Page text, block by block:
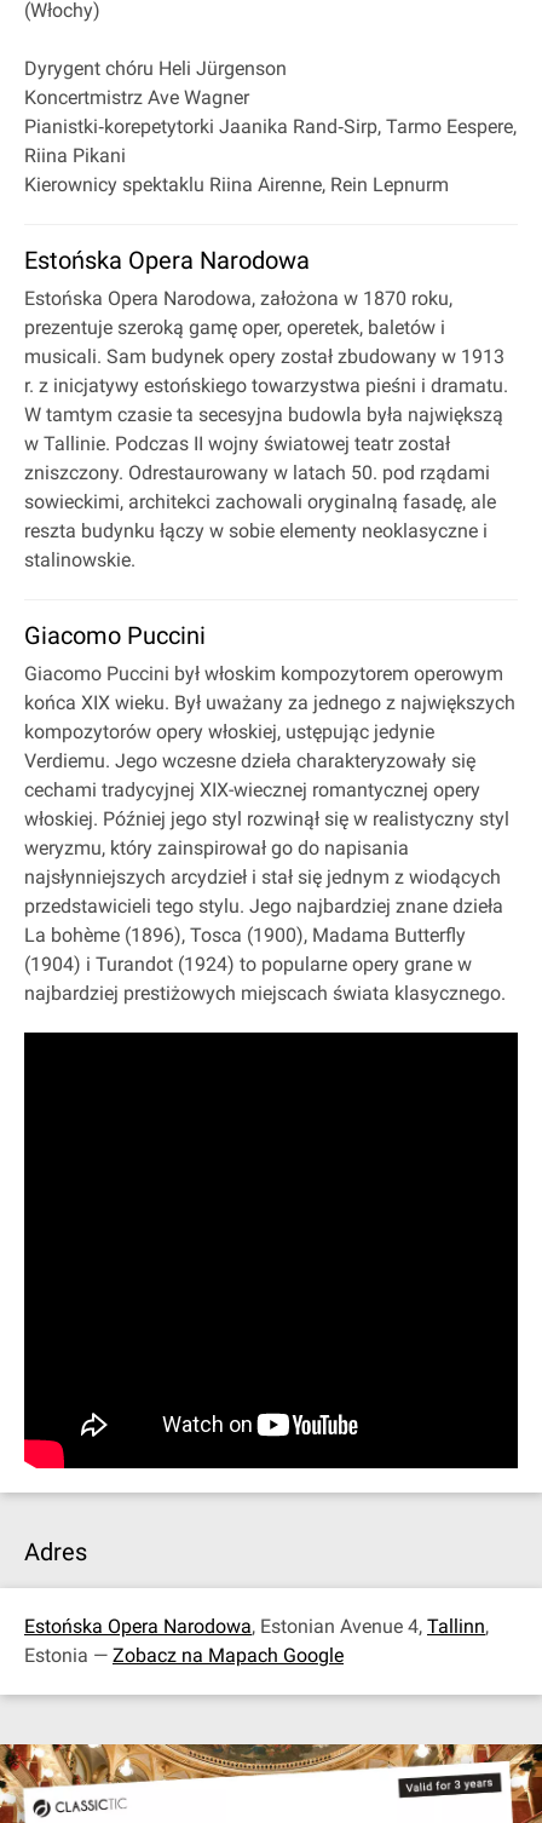
(Włochy)
Dyrygent chóru Heli Jürgenson
Koncertmistrz Ave Wagner
Pianistki‐korepetytorki Jaanika Rand‐Sirp, Tarmo Eespere,
Riina Pikani
Kierownicy spektaklu Riina Airenne, Rein Lepnurm
Estońska Opera Narodowa
Estońska Opera Narodowa, założona w 1870 roku,
prezentuje szeroką gamę oper, operetek, baletów i
musicali. Sam budynek opery został zbudowany w 1913
r. z inicjatywy estońskiego towarzystwa pieśni i dramatu.
W tamtym czasie ta secesyjna budowla była największą
w Tallinie. Podczas II wojny światowej teatr został
zniszczony. Odrestaurowany w latach 50. pod rządami
sowieckimi, architekci zachowali oryginalną fasadę, ale
reszta budynku łączy w sobie elementy neoklasyczne i
stalinowskie.
Giacomo Puccini
Giacomo Puccini był włoskim kompozytorem operowym
końca XIX wieku. Był uważany za jednego z największych
kompozytorów opery włoskiej, ustępując jedynie
Verdiemu. Jego wczesne dzieła charakteryzowały się
cechami tradycyjnej XIX-wiecznej romantycznej opery
włoskiej. Później jego styl rozwinął się w realistyczny styl
weryzmu, który zainspirował go do napisania
najsłynniejszych arcydzieł i stał się jednym z wiodących
przedstawicieli tego stylu. Jego najbardziej znane dzieła
La bohème (1896), Tosca (1900), Madama Butterfly
(1904) i Turandot (1924) to popularne opery grane w
najbardziej prestiżowych miejscach świata klasycznego.
Adres
Estońska Opera Narodowa, Estonian Avenue 4, Tallinn,
Estonia — Zobacz na Mapach Google